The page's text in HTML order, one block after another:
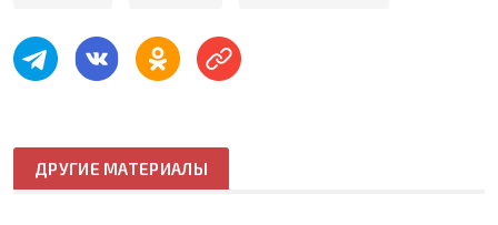
ДРУГИЕ МАТЕРИАЛЫ